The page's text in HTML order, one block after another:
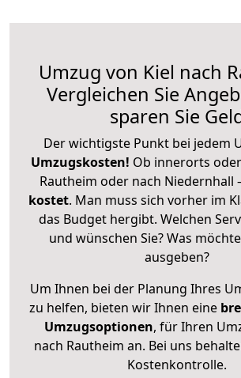
Umzug von Kiel nach
Vergleichen Sie
sparen Sie
Der wichtigste Punkt bei jedem
Umzugskosten! Ob innerorts
Rautheim oder nach Niedernhall
kostet. Man muss sich vorher im
das Budget hergibt. Welchen
und wünschen Sie? Was
ausgeben?
Um Ihnen bei der Planung Ihres
zu helfen, bieten wir Ihnen eine
Umzugsoptionen, für Ihren
nach Rautheim an. Bei uns
Kostenkontrolle.